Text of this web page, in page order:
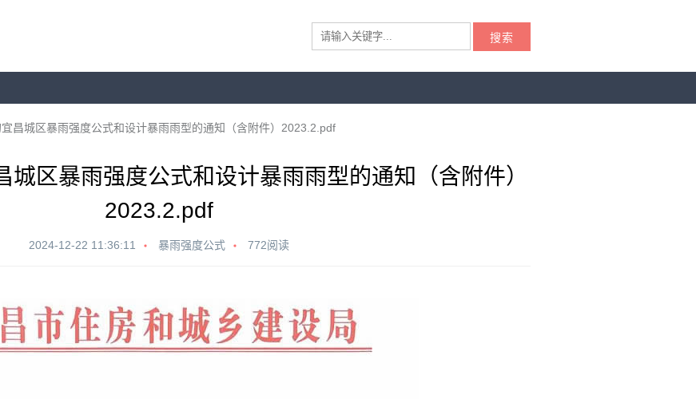
搜索
昌城区暴雨强度公式和设计暴雨雨型的通知（含附件）2023.2.pdf
城区暴雨强度公式和设计暴雨雨型的通知（含附件）
2023.2.pdf
2024-12-22 11:36:11 暴雨强度公式 772阅读